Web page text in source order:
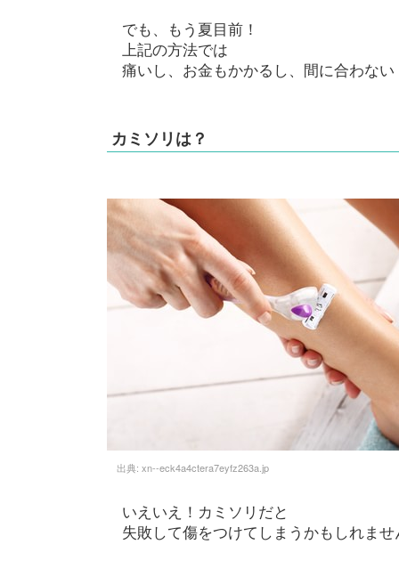
でも、もう夏目前！
上記の方法では
痛いし、お金もかかるし、間に合わない
カミソリは？
出典: xn--eck4a4ctera7eyfz263a.jp
いえいえ！カミソリだと
失敗して傷をつけてしまうかもしれませ